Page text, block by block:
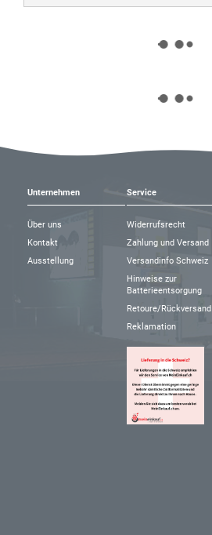
Unternehmen
Über uns
Kontakt
Ausstellung
Service
Widerrufsrecht
Zahlung und Versand
Versandinfo Schweiz
Hinweise zur
Batterieentsorgung
Retoure/Rückversand
Reklamation